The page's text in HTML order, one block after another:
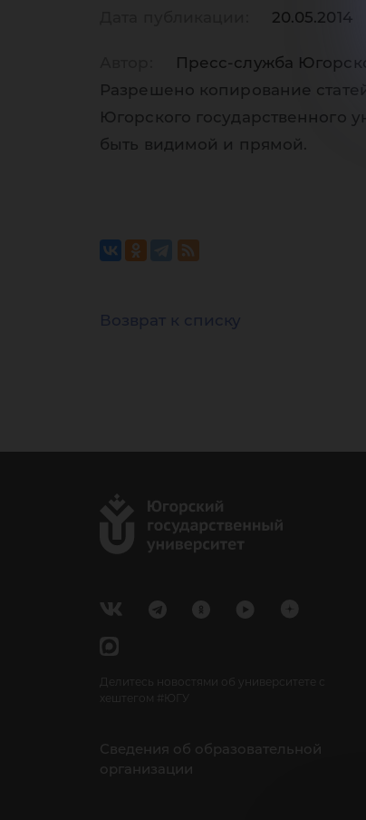
20.05.2014
Пресс-служба
Разрешено копирование
Югорского государственного
быть видимой и прямой.
Возврат к списку
Делитесь новостями об университете с
хештегом #ЮГУ
Сведения об образовательной
организации